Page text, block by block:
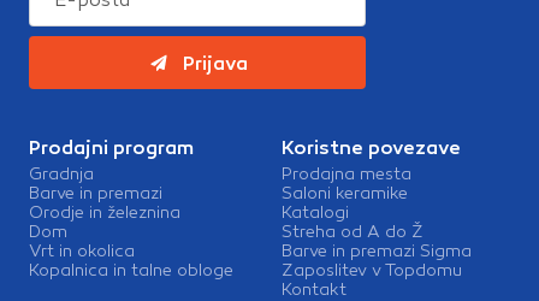
Prijava
Prodajni program
Gradnja
Barve in premazi
Orodje in železnina
Dom
Vrt in okolica
Kopalnica in talne obloge
Koristne povezave
Prodajna mesta
Saloni keramike
Katalogi
Streha od A do Ž
Barve in premazi Sigma
Zaposlitev v Topdomu
Kontakt